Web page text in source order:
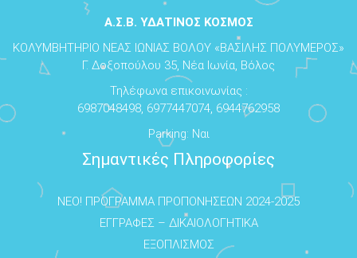
Α.Σ.Β. ΥΔΑΤΙΝΟΣ ΚΟΣΜΟΣ
ΚΟΛΥΜΒΗΤΗΡΙΟ ΝΕΑΣ ΙΩΝΙΑΣ ΒΟΛΟΥ «ΒΑΣΙΛΗΣ ΠΟΛΥΜΕΡΟΣ»
Γ. Δοξοπούλου 35, Νέα Ιωνία, Βόλος
Τηλέφωνα επικοινωνίας :
6987048498, 6977447074, 6944762958
Parking: Ναι
Σημαντικές Πληροφορίες
NEO! ΠΡΟΓΡΑΜΜΑ ΠΡΟΠΟΝΗΣΕΩΝ 2024-2025
ΕΓΓΡΑΦΕΣ – ΔΙΚΑΙΟΛΟΓΗΤΙΚΑ
ΕΞΟΠΛΙΣΜΟΣ